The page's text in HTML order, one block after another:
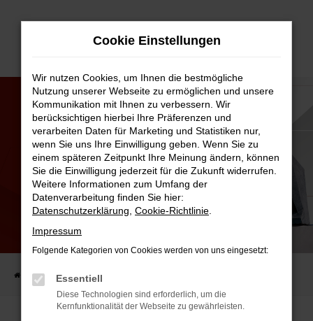
Zum
AUDI CONNECT SCHLÜSSEL
DIE DIGITALE ZUKUNFT FÜR IHR FAHRZEUG
Startseite Kfz.-Lexikon
Cookie Einstellungen
Wir nutzen Cookies, um Ihnen die bestmögliche
Nutzung unserer Webseite zu ermöglichen und unsere
Kommunikation mit Ihnen zu verbessern. Wir
berücksichtigen hierbei Ihre Präferenzen und
verarbeiten Daten für Marketing und Statistiken nur,
wenn Sie uns Ihre Einwilligung geben. Wenn Sie zu
einem späteren Zeitpunkt Ihre Meinung ändern, können
Sie die Einwilligung jederzeit für die Zukunft widerrufen.
Weitere Informationen zum Umfang der
Datenverarbeitung finden Sie hier:
Datenschutzerklärung Cookie-Richtlinie
Impressum
Folgende Kategorien von Cookies werden von uns eingesetzt:
Essentiell
Diese Technologien sind erforderlich, um die
Kernfunktionalität der Webseite zu gewährleisten.